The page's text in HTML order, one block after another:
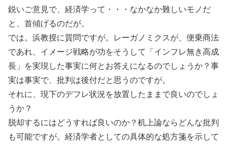
鋭いご意見で、経済学って・・・なかなか難しいモノだ
と、首傾げるのだが。
では。浜教授に質問ですが。レーガノミクスが、便乗商法
であれ、イメージ戦略が功をそうして「インフレ無き高成
長」を実現した事実に何とお答えになるのでしょうか？事
実は事実で、批判は後付だと思うのですが。
それに、現下のデフレ状況を放置したままで良いのでしょ
うか？
脱却するにはどうすれば良いのか？机上論ならどんな批判
も可能ですが。経済学者としての具体的な処方箋を示して